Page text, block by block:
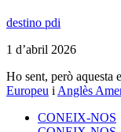
destino pdi
1 d’abril 2026
Ho sent, però aquesta
Europeu i Anglès
CONEIX-NOS